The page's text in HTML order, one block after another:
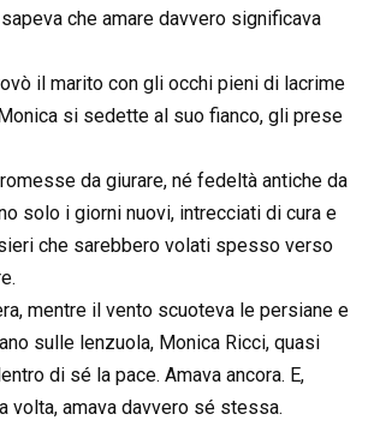
che amare davvero significava
il marito con gli occhi pieni di lacrime
si sedette al suo fianco, gli prese
da giurare, né fedeltà antiche da
solo i giorni nuovi, intrecciati di cura e
che sarebbero volati spesso verso
mentre il vento scuoteva le persiane e
sulle lenzuola, Monica Ricci, quasi
di sé la pace. Amava ancora. E,
volta, amava davvero sé stessa.